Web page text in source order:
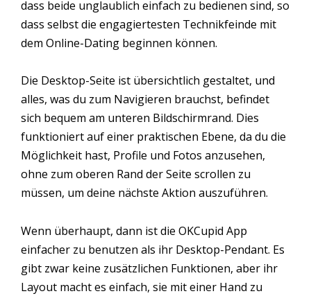
dass beide unglaublich einfach zu bedienen sind, so
dass selbst die engagiertesten Technikfeinde mit
dem Online-Dating beginnen können.
Die Desktop-Seite ist übersichtlich gestaltet, und
alles, was du zum Navigieren brauchst, befindet
sich bequem am unteren Bildschirmrand. Dies
funktioniert auf einer praktischen Ebene, da du die
Möglichkeit hast, Profile und Fotos anzusehen,
ohne zum oberen Rand der Seite scrollen zu
müssen, um deine nächste Aktion auszuführen.
Wenn überhaupt, dann ist die OKCupid App
einfacher zu benutzen als ihr Desktop-Pendant. Es
gibt zwar keine zusätzlichen Funktionen, aber ihr
Layout macht es einfach, sie mit einer Hand zu